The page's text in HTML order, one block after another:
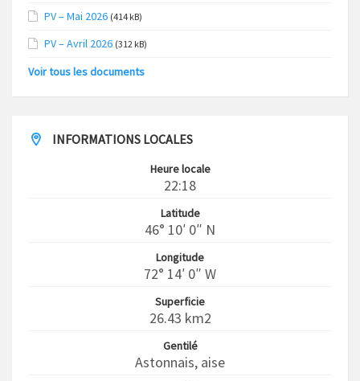
PV – Mai 2026 (414 kB)
PV – Avril 2026 (312 kB)
Voir tous les documents
INFORMATIONS LOCALES
Heure locale
22:18
Latitude
46° 10′ 0″ N
Longitude
72° 14′ 0″ W
Superficie
26.43 km2
Gentilé
Astonnais, aise